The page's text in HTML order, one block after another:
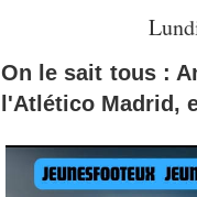
On le sait tous :
l'Atlético Madrid,